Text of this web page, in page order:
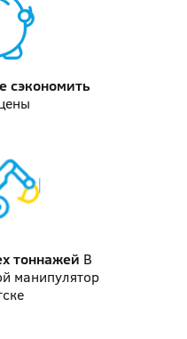
сэкономить
тоннажей В
манипулятор